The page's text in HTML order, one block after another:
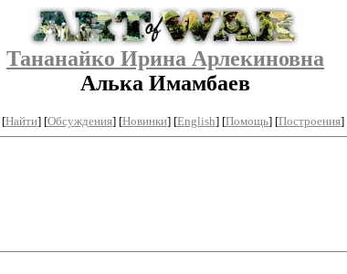
Тананайко Ирина Арлекиновна
Алька Имамбаев
[Найти] [Обсуждения] [Новинки] [English] [Помощь] [Построения]